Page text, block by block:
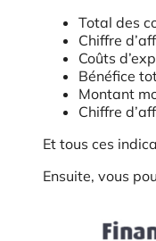
Total des
Chiffre
Coûts
Bénéfice
Montant
Chiffre
Et tous ces
Ensuite, vous